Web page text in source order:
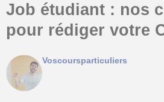
Job étudiant : nos
pour rédiger votre
Voscoursparticuliers